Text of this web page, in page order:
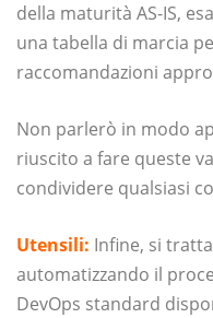
della maturità AS-IS,
una tabella di marcia
raccomandazioni
Non parlerò in modo
riuscito a fare queste
condividere qualsiasi
Utensili: Infine, si
automatizzando il
DevOps standard